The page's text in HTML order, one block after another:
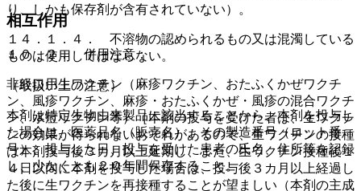
り、しかも保存剤が含有されていない）。
１４．１．４． 不溶物の認められるもの又は混濁している
ものは使用してはならない。
（取扱い上の注意）
本剤は特定生物由来製品に該当することから、本剤を投与し
た場合は、医薬品名（販売名）、その製造番号（ロット番
号）、投与した日、投与を受けた患者の氏名、住所等を記録
し、少なくとも２０年間保存すること。
相互作用
１０．２． 併用注意：
非経口用生ワクチン（麻疹ワクチン、おたふくかぜワクチ
ン、風疹ワクチン、麻疹・おたふくかぜ・風疹の混合ワクチ
ン、水痘ワクチン等）［本剤の投与を受けた者は、生ワクチ
ンの効果が得られないおそれがあるので、生ワクチンの接種
は本剤投与後３カ月以上延期し、また、生ワクチン接種後１
４日以内に本剤を投与した場合は、投与後３カ月以上経過し
た後に生ワクチンを再接種することが望ましい（本剤の主成